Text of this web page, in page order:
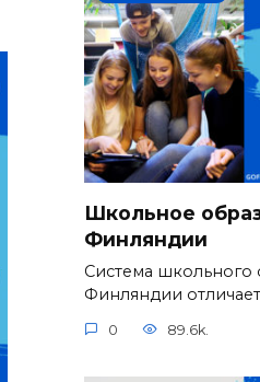
Школьное
Финляндии
Система школьного
Финляндии
0 89.6k.